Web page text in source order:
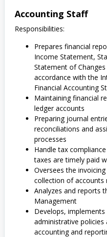
Accounting Staff
Responsibilities:
Prepares financial
Income Statement,
Statement of Changes
accordance with the
Financial Accounting
Maintaining financial
ledger accounts
Preparing journal
reconciliations and
processes
Handle tax
taxes are timely paid
Oversees the
collection of accounts
Analyzes and reports
Management
Develops,
administrative
accounting and